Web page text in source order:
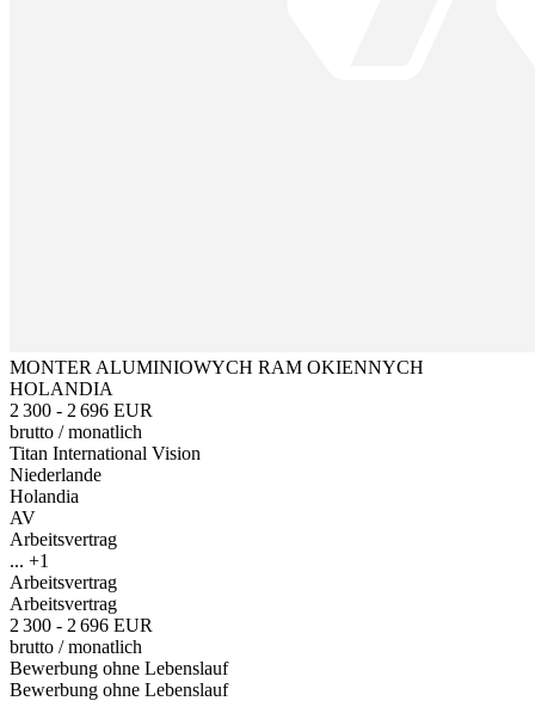
MONTER ALUMINIOWYCH RAM OKIENNYCH
HOLANDIA
2 300 - 2 696 EUR
brutto /monatlich
Titan International Vision
Niederlande
Holandia
AV
Arbeitsvertrag
... +1
Arbeitsvertrag
Arbeitsvertrag
2 300 - 2 696 EUR
brutto /monatlich
Bewerbung ohne Lebenslauf
Bewerbung ohne Lebenslauf